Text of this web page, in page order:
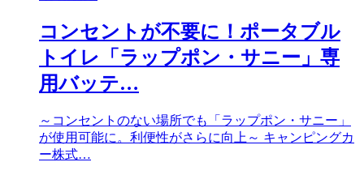
コンセントが不要に！ポータブル
トイレ「ラップポン・サニー」専
用バッテ…
～コンセントのない場所でも「ラップポン・サニー」
が使用可能に。利便性がさらに向上～ キャンピングカ
ー株式…